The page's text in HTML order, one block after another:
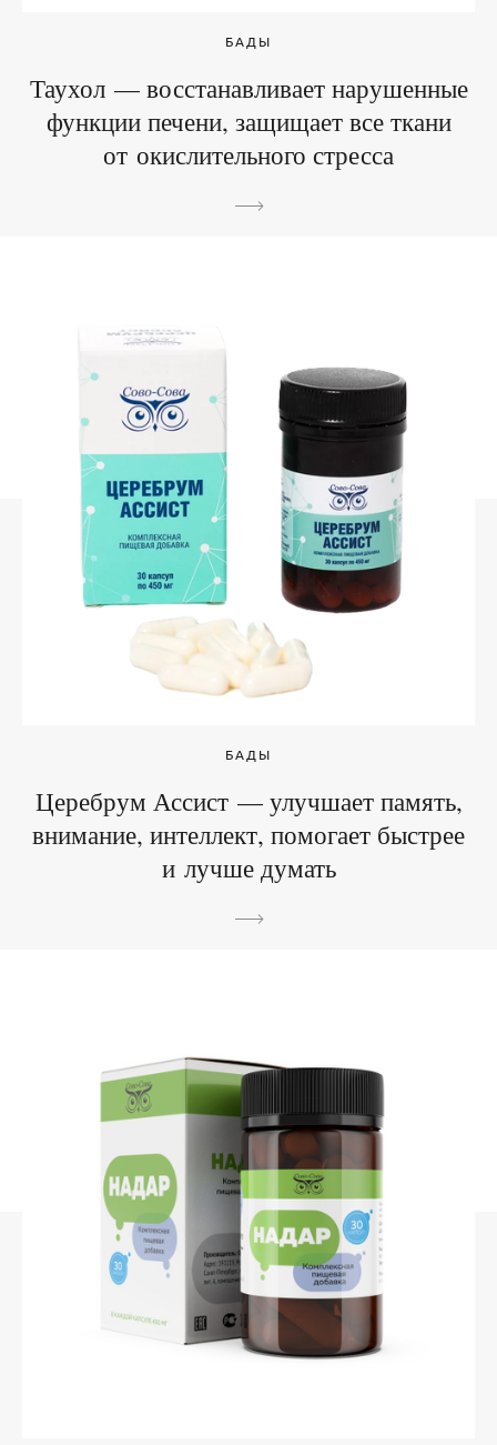
БАДЫ
Таухол — восстанавливает нарушенные
функции печени, защищает все ткани
от окислительного стресса
БАДЫ
Церебрум Ассист — улучшает память,
внимание, интеллект, помогает быстрее
и лучше думать